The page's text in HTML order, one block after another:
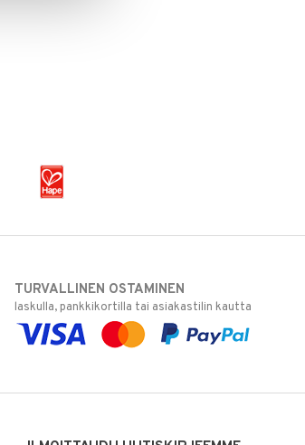
TURVALLINEN OSTAMINEN
laskulla, pankkikortilla tai asiakastilin kautta